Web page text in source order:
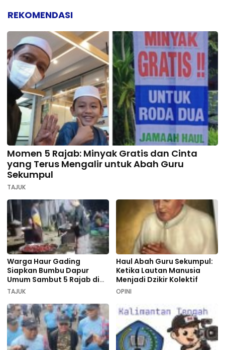
REKOMENDASI
Momen 5 Rajab: Minyak Gratis dan Cinta
yang Terus Mengalir untuk Abah Guru
Sekumpul
TAJUK
Warga Haur Gading
Siapkan Bumbu Dapur
Umum Sambut 5 Rajab di
Sekumpul
TAJUK
Haul Abah Guru Sekumpul:
Ketika Lautan Manusia
Menjadi Dzikir Kolektif
OPINI